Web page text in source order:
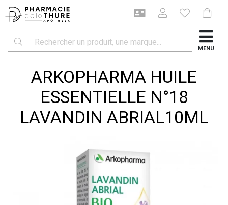
MENU
ARKOPHARMA HUILE
ESSENTIELLE N°18
LAVANDIN ABRIAL10ML